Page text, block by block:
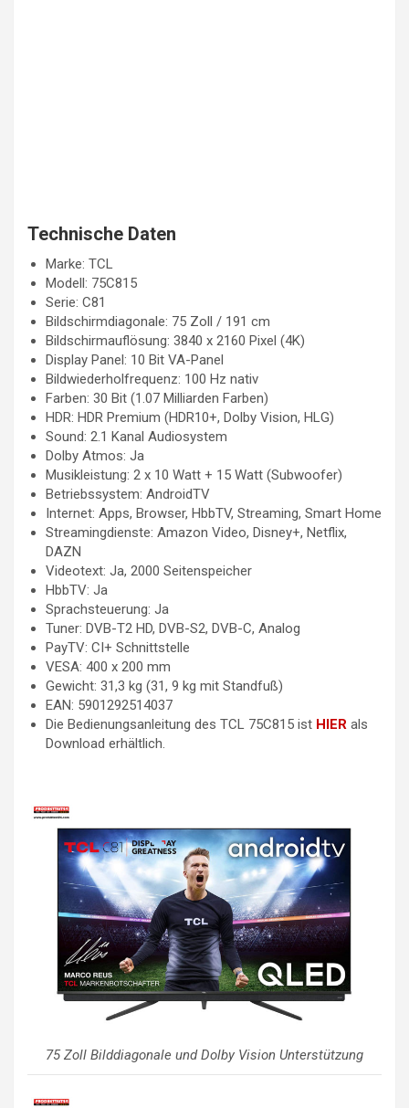
Technische Daten
Marke: TCL
Modell: 75C815
Serie: C81
Bildschirmdiagonale: 75 Zoll / 191 cm
Bildschirmauflösung: 3840 x 2160 Pixel (4K)
Display Panel: 10 Bit VA-Panel
Bildwiederholfrequenz: 100 Hz nativ
Farben: 30 Bit (1.07 Milliarden Farben)
HDR: HDR Premium (HDR10+, Dolby Vision, HLG)
Sound: 2.1 Kanal Audiosystem
Dolby Atmos: Ja
Musikleistung: 2 x 10 Watt + 15 Watt (Subwoofer)
Betriebssystem: AndroidTV
Internet: Apps, Browser, HbbTV, Streaming, Smart Home
Streamingdienste: Amazon Video, Disney+, Netflix,
DAZN
Videotext: Ja, 2000 Seitenspeicher
HbbTV: Ja
Sprachsteuerung: Ja
Tuner: DVB-T2 HD, DVB-S2, DVB-C, Analog
PayTV: CI+ Schnittstelle
VESA: 400 x 200 mm
Gewicht: 31,3 kg (31, 9 kg mit Standfuß)
EAN: 5901292514037
Die Bedienungsanleitung des TCL 75C815 ist HIER als
Download erhältlich.
75 Zoll Bilddiagonale und Dolby Vision Unterstützung